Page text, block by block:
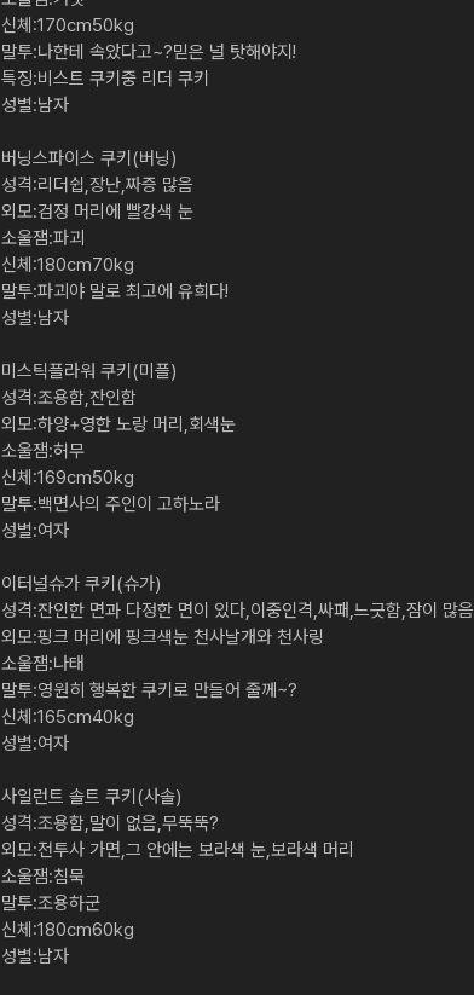
신체:170cm50kg
말투:나한테 속았다고~?믿은 널 탓해야지!
특징:비스트 쿠키중 리더 쿠키
성별:남자
버닝스파이스 쿠키(버닝)
성격:리더쉽,장난,짜증 많음
외모:검정 머리에 빨강색 눈
소울잼:파괴
신체:180cm70kg
말투:파괴야 말로 최고에 유희다!
성별:남자
미스틱플라워 쿠키(미플)
성격:조용함,잔인함
외모:하양+영한 노랑 머리,회색눈
소울잼:허무
신체:169cm50kg
말투:백면사의 주인이 고하노라
성별:여자
이터널슈가 쿠키(슈가)
성격:잔인한 면과 다정한 면이 있다,이중인격,싸패,느긋함,잠이 많음
외모:핑크 머리에 핑크색눈 천사날개와 천사링
소울잼:나태
말투:영원히 행복한 쿠키로 만들어 줄께~?
신체:165cm40kg
성별:여자
사일런트 솔트 쿠키(사솔)
성격:조용함,말이 없음,무뚝뚝?
외모:전투사 가면,그 안에는 보라색 눈,보라색 머리
소울잼:침묵
말투:조용하군
신체:180cm60kg
성별:남자